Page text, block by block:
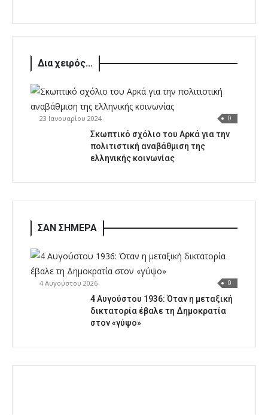
Δια χειρός...
23 Ιανουαρίου 2024 0
Σκωπτικό σχόλιο του Αρκά για την
πολιτιστική αναβάθμιση της
ελληνικής κοινωνίας
ΣΑΝ ΣΗΜΕΡΑ
4 Αυγούστου 2026 0
4 Αυγούστου 1936: Όταν η μεταξική
δικτατορία έβαλε τη Δημοκρατία
στον «γύψο»